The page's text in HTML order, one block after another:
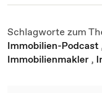
Schlagworte zum
Immobilien-Podcast
Immobilienmakler ,